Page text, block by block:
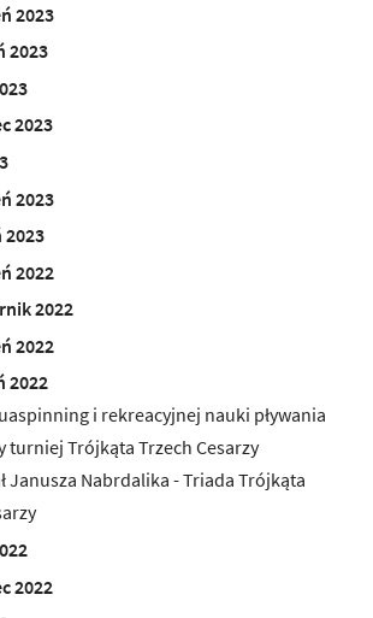
2023
2023
2023
2023
2023
2022
2022
2022
2022
i rekreacyjnej nauki pływania
turniej Trójkąta Trzech Cesarzy
Janusza Nabrdalika - Triada Trójkąta
2022